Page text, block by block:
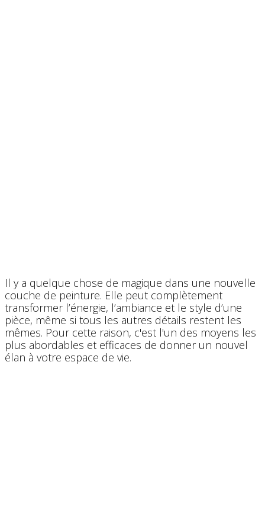
Il y a quelque chose de magique dans une nouvelle
couche de peinture. Elle peut complètement
transformer l’énergie, l’ambiance et le style d’une
pièce, même si tous les autres détails restent les
mêmes. Pour cette raison, c'est l'un des moyens les
plus abordables et efficaces de donner un nouvel
élan à votre espace de vie.